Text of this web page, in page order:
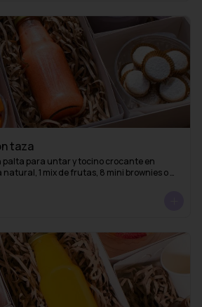
taza
palta para untar y tocino crocante en
1 mix de frutas, 8 mini brownies o